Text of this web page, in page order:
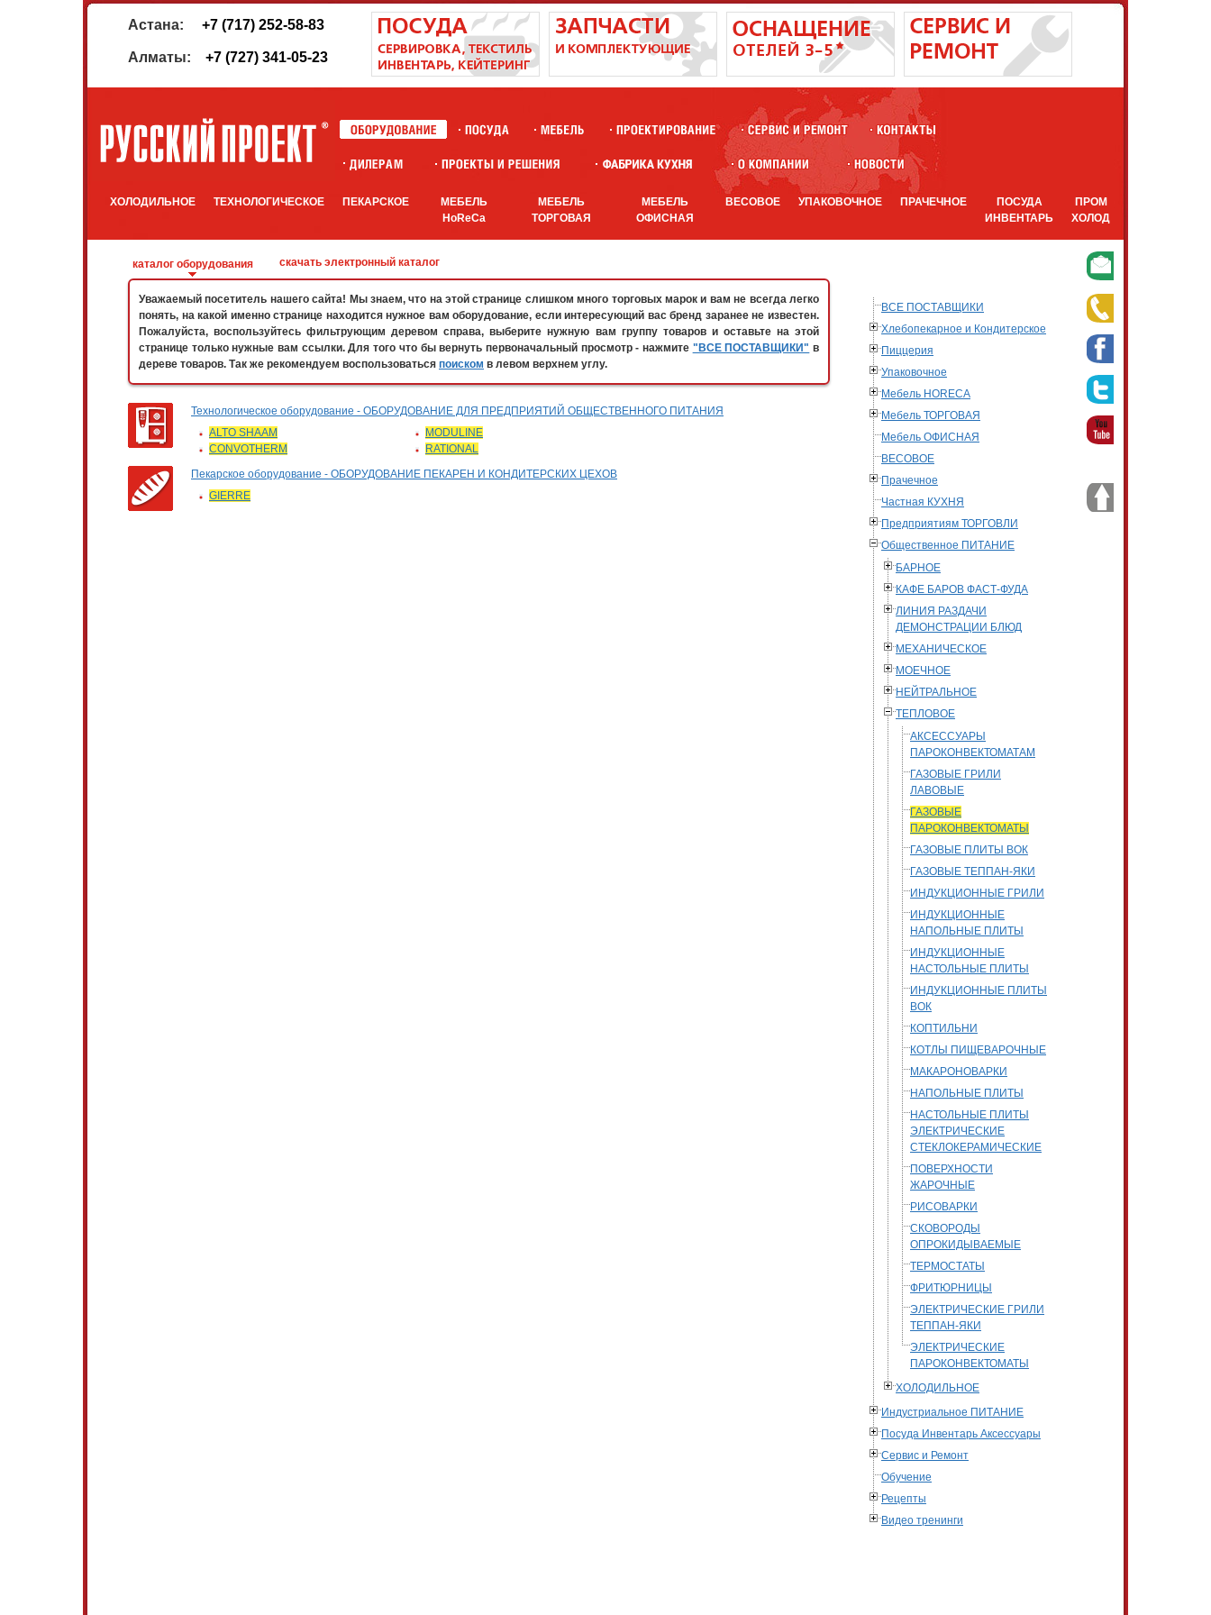
Астана: +7 (717) 252-58-83
Алматы: +7 (727) 341-05-23
ХОЛОДИЛЬНОЕ ТЕХНОЛОГИЧЕСКОЕ ПЕКАРСКОЕ
МЕБЕЛЬ
HoReCa
МЕБЕЛЬ
ТОРГОВАЯ
МЕБЕЛЬ
ОФИСНАЯ
ВЕСОВОЕ УПАКОВОЧНОЕ ПРАЧЕЧНОЕ
ПОСУДА
ИНВЕНТАРЬ
ПРОМ
ХОЛОД
каталог оборудования скачать электронный каталог
Уважаемый посетитель нашего сайта! Мы знаем, что на этой странице слишком много торговых марок и вам не всегда легко
понять, на какой именно странице находится нужное вам оборудование, если интересующий вас бренд заранее не известен.
Пожалуйста, воспользуйтесь фильтрующим деревом справа, выберите нужную вам группу товаров и оставьте на этой
странице только нужные вам ссылки. Для того что бы вернуть первоначальный просмотр - нажмите "ВСЕ ПОСТАВЩИКИ" в
дереве товаров. Так же рекомендуем воспользоваться поиском в левом верхнем углу.
ВСЕ ПОСТАВЩИКИ
Хлебопекарное и Кондитерское
Пиццерия
Упаковочное
Мебель HORECA
Мебель ТОРГОВАЯ
Мебель ОФИСНАЯ
ВЕСОВОЕ
Прачечное
Частная КУХНЯ
Предприятиям ТОРГОВЛИ
Общественное ПИТАНИЕ
БАРНОЕ
КАФЕ БАРОВ ФАСТ-ФУДА
ЛИНИЯ РАЗДАЧИ
ДЕМОНСТРАЦИИ БЛЮД
МЕХАНИЧЕСКОЕ
МОЕЧНОЕ
НЕЙТРАЛЬНОЕ
ТЕПЛОВОЕ
АКСЕССУАРЫ
ПАРОКОНВЕКТОМАТАМ
ГАЗОВЫЕ ГРИЛИ
ЛАВОВЫЕ
ГАЗОВЫЕ
ПАРОКОНВЕКТОМАТЫ
ГАЗОВЫЕ ПЛИТЫ ВОК
ГАЗОВЫЕ ТЕППАН-ЯКИ
ИНДУКЦИОННЫЕ ГРИЛИ
ИНДУКЦИОННЫЕ
НАПОЛЬНЫЕ ПЛИТЫ
ИНДУКЦИОННЫЕ
НАСТОЛЬНЫЕ ПЛИТЫ
ИНДУКЦИОННЫЕ ПЛИТЫ
ВОК
КОПТИЛЬНИ
КОТЛЫ ПИЩЕВАРОЧНЫЕ
МАКАРОНОВАРКИ
НАПОЛЬНЫЕ ПЛИТЫ
НАСТОЛЬНЫЕ ПЛИТЫ
ЭЛЕКТРИЧЕСКИЕ
СТЕКЛОКЕРАМИЧЕСКИЕ
ПОВЕРХНОСТИ
ЖАРОЧНЫЕ
РИСОВАРКИ
СКОВОРОДЫ
ОПРОКИДЫВАЕМЫЕ
ТЕРМОСТАТЫ
ФРИТЮРНИЦЫ
ЭЛЕКТРИЧЕСКИЕ ГРИЛИ
ТЕППАН-ЯКИ
ЭЛЕКТРИЧЕСКИЕ
ПАРОКОНВЕКТОМАТЫ
ХОЛОДИЛЬНОЕ
Индустриальное ПИТАНИЕ
Посуда Инвентарь Аксессуары
Сервис и Ремонт
Обучение
Рецепты
Видео тренинги
Технологическое оборудование - ОБОРУДОВАНИЕ ДЛЯ ПРЕДПРИЯТИЙ ОБЩЕСТВЕННОГО ПИТАНИЯ
ALTO SHAAM
CONVOTHERM
MODULINE
RATIONAL
Пекарское оборудование - ОБОРУДОВАНИЕ ПЕКАРЕН И КОНДИТЕРСКИХ ЦЕХОВ
GIERRE